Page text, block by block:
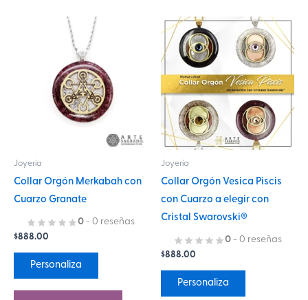
Joyería
Collar Orgón Merkabah con
Cuarzo Granate
0 - 0 reseñas
$888.00
Personaliza
múltiples
variantes.
Las
opciones
elegir
la
Joyería
Collar Orgón Vesica Piscis
con Cuarzo a elegir con
Cristal Swarovski®
0 - 0 reseñas
$888.00
Personaliza
Este
producto
tiene
múltiples
variantes.
Las
opciones
se
elegir
en
la
página